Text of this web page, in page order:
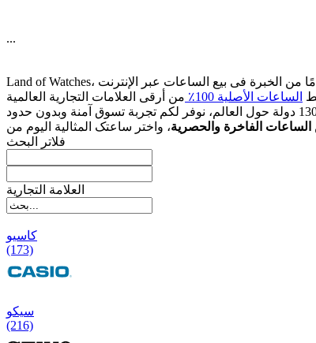
...
الساعات الأصلیة 100٪
الساعات الفاخرة والحصریة
فلاتر البحث
العلامة التجارية
کاسیو
(173)
سیکو
(216)